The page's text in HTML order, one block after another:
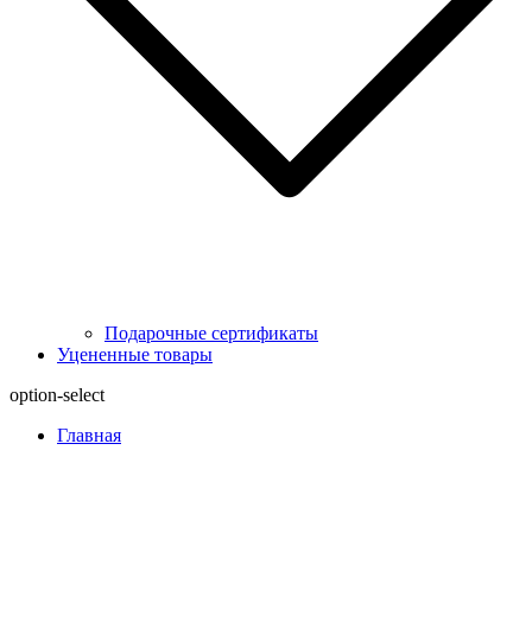
Подарочные сертификаты
Уцененные товары
option-select
Главная